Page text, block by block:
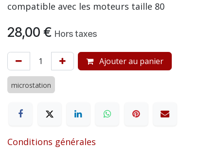
compatible avec les moteurs taille 80
28,00 € Hors taxes
Ajouter au panier
microstation
Conditions générales